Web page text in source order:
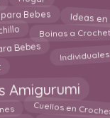
Bebes Ideas
Boinas a Crochet
Bebes
Amigurumi
Cuellos en